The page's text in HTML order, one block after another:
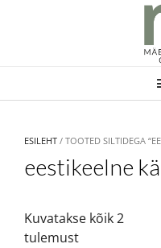
ESILEHT / TOOTED SILTIDEGA
eestikeelne
Kuvatakse kõik 2
tulemust